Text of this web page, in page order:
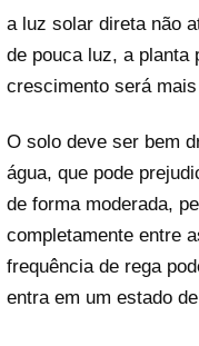
a luz solar direta não
de pouca luz, a planta
crescimento será
O solo deve ser bem
água, que pode
de forma moderada,
completamente entre
frequência de rega
entra em um estado